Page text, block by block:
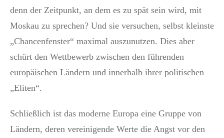
denn der Zeitpunkt, an dem es zu spät sein wird, mit
Moskau zu sprechen? Und sie versuchen, selbst kleinste
„Chancenfenster“ maximal auszunutzen. Dies aber
schürt den Wettbewerb zwischen den führenden
europäischen Ländern und innerhalb ihrer politischen
„Eliten“.
Schließlich ist das moderne Europa eine Gruppe von
Ländern, deren vereinigende Werte die Angst vor den